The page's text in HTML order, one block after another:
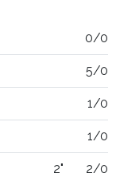
0/0
5/0
1/0
1/0
2" 2/0